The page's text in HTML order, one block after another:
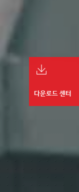
다운로드 센터